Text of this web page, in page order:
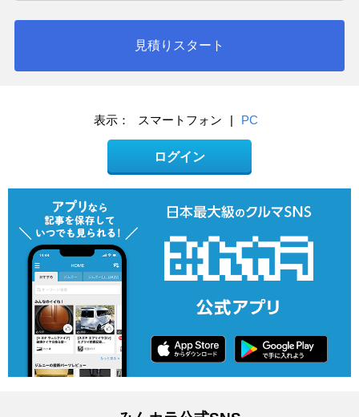
見積りスタート
表示： スマートフォン | PC
ログイン